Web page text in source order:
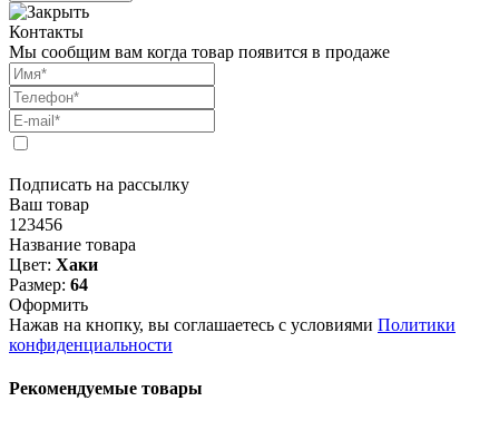
Контакты
Мы сообщим вам когда товар появится в продаже
Подписать на рассылку
Ваш товар
123456
Название товара
Цвет: Хаки
Размер: 64
Оформить
Нажав на кнопку, вы соглашаетесь с условиями Политики
конфиденциальности
Рекомендуемые товары